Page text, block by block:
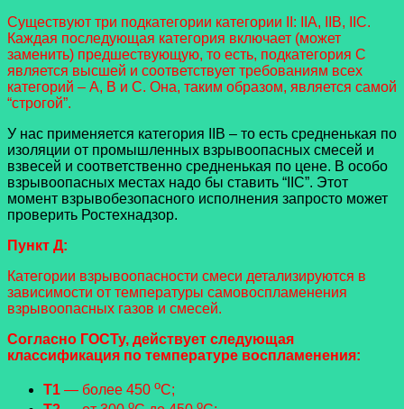
Существуют три подкатегории категории II: IIA, IIB, IIC.
Каждая последующая категория включает (может
заменить) предшествующую, то есть, подкатегория С
является высшей и соответствует требованиям всех
категорий – A, B и С. Она, таким образом, является самой
“строгой”.
У нас применяется категория IIB – то есть средненькая по
изоляции от промышленных взрывоопасных смесей и
взвесей и соответственно средненькая по цене. В особо
взрывоопасных местах надо бы ставить “IIС”. Этот
момент взрывобезопасного исполнения запросто может
проверить Ростехнадзор.
Пункт Д:
Категории взрывоопасности смеси детализируются в
зависимости от температуры самовоспламенения
взрывоопасных газов и смесей.
Согласно ГОСТу, действует следующая
классификация по температуре воспламенения:
Т1 — более 450 oС;
o o